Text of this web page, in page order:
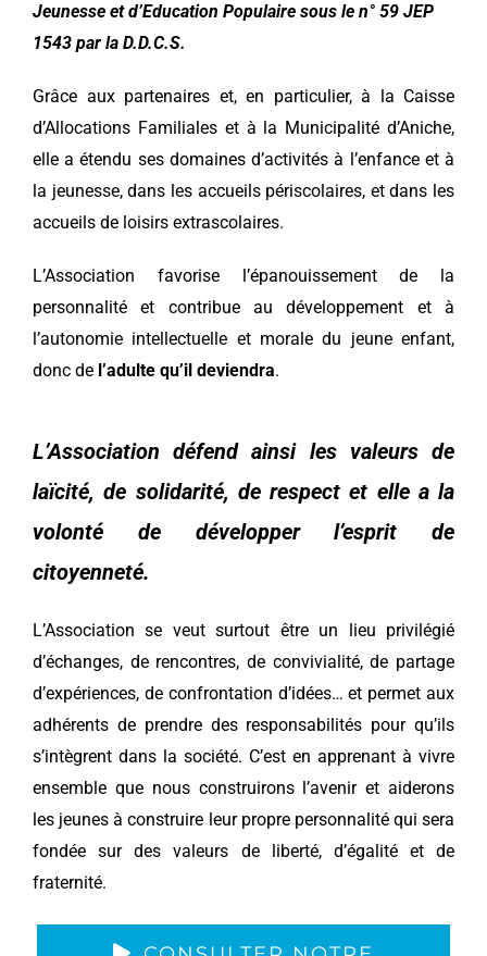
Jeunesse et d’Education Populaire sous le n° 59 JEP
1543 par la D.D.C.S.
Grâce aux partenaires et, en particulier, à la Caisse
d’Allocations Familiales et à la Municipalité d’Aniche,
elle a étendu ses domaines d’activités à l’enfance et à
la jeunesse, dans les accueils périscolaires, et dans les
accueils de loisirs extrascolaires.
L’Association favorise l’épanouissement de la
personnalité et contribue au développement et à
l’autonomie intellectuelle et morale du jeune enfant,
donc de l’adulte qu’il deviendra.
L’Association défend ainsi les valeurs de
laïcité, de solidarité, de respect et elle a la
volonté de développer l’esprit de
citoyenneté.
L’Association se veut surtout être un lieu privilégié
d’échanges, de rencontres, de convivialité, de partage
d’expériences, de confrontation d’idées… et permet aux
adhérents de prendre des responsabilités pour qu’ils
s’intègrent dans la société. C’est en apprenant à vivre
ensemble que nous construirons l’avenir et aiderons
les jeunes à construire leur propre personnalité qui sera
fondée sur des valeurs de liberté, d’égalité et de
fraternité.